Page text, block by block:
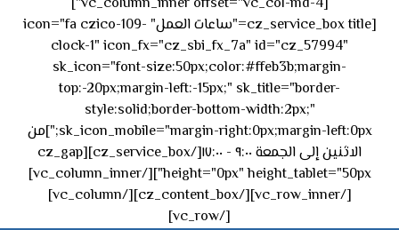
[cz_service_box title="ساعات العمل" icon="fa czico-109-
clock-1" icon_fx="cz_sbi_fx_7a" id="cz_57994"
sk_icon="font-size:50px;color:#ffeb3b;margin-
top:-20px;margin-left:-15px;" sk_title="border-
style:solid;border-bottom-width:2px;"
sk_icon_mobile="margin-right:0px;margin-left:0px;"]من
الاثنين إلى الجمعة ٩:٠٠ - ١٧:٠٠[/cz_service_box][cz_gap
height="0px" height_tablet="50px"][/vc_column_inner]
[/vc_row_inner][/cz_content_box][/vc_column]
[/vc_row]